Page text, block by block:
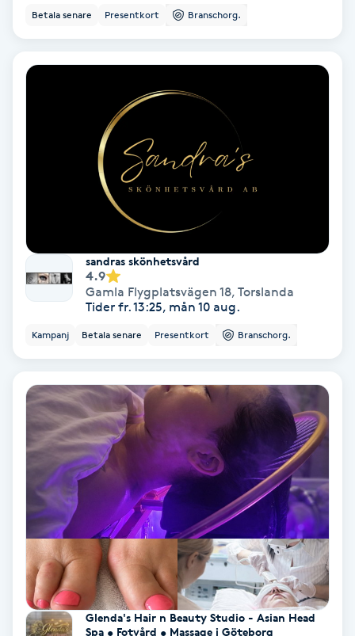
Vampyrbehandling
Vaxning
Vaxning brasiliansk
Vibrationsmassage
Vinyasa Yoga
Volymfransar
Yin Yoga
Yoga
Yoga Nidra
Yogamassage
Zonterapi
Betala senare Presentkort Branschorg.
sandras skönhetsvård
4.9
Gamla Flygplatsvägen 18, Torslanda
Tider fr. 13:25, mån 10 aug.
Kampanj Betala senare Presentkort Branschorg.
Glenda's Hair n Beauty Studio - Asian Head
Spa • Fotvård • Massage i Göteborg